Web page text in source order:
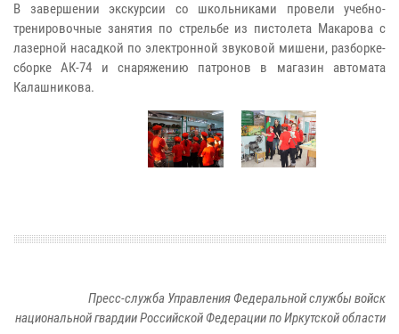
В завершении экскурсии со школьниками провели учебно-
тренировочные занятия по стрельбе из пистолета Макарова с
лазерной насадкой по электронной звуковой мишени, разборке-
сборке АК-74 и снаряжению патронов в магазин автомата
Калашникова.
Пресс-служба Управления Федеральной службы войск
национальной гвардии Российской Федерации по Иркутской области